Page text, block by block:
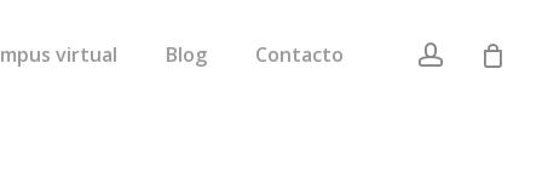
virtual Blog Contacto account